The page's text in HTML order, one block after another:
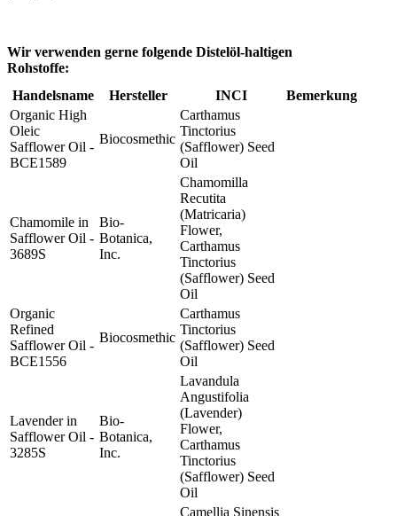
Wir verwenden gerne folgende Distelöl-haltigen
Rohstoffe:
Handelsname
Hersteller INCI
Bemerkung
Organic High
Oleic
Safflower Oil -
BCE1589
Biocosmethic
Carthamus
Tinctorius
(Safflower) Seed
Oil
Chamomile in
Safflower Oil -
3689S
Bio-
Botanica,
Inc.
Chamomilla
Recutita
(Matricaria)
Flower,
Carthamus
Tinctorius
(Safflower) Seed
Oil
Organic
Refined
Safflower Oil -
BCE1556
Biocosmethic
Carthamus
Tinctorius
(Safflower) Seed
Oil
Lavender in
Safflower Oil -
3285S
Bio-
Botanica,
Inc.
Lavandula
Angustifolia
(Lavender)
Flower,
Carthamus
Tinctorius
(Safflower) Seed
Oil
Camellia Sinensis